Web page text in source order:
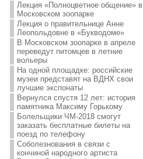
Лекция «Полноцветное общение» в
Московском зоопарке
Лекция о правительнице Анне
Леопольдовне в «Букводоме»
В Московском зоопарке в апреле
переведут питомцев в летние
вольеры
На одной площадке: российские
музеи представят на ВДНХ свои
лучшие экспонаты
Вернулся спустя 12 лет: история
памятника Максиму Горькому
Болельщики ЧМ-2018 смогут
заказать бесплатные билеты на
поезд по телефону
Соболезнования в связи с
кончиной народного артиста